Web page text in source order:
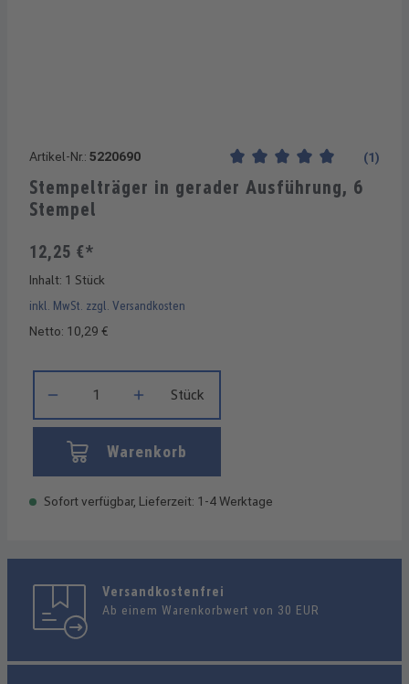
Artikel-Nr.: 5220690
Durchschnittliche
(1)
Stempelträger in gerader Ausführung, 6
Stempel
12,25 €*
Inhalt: 1 Stück
inkl. MwSt. zzgl. Versandkosten
Netto: 10,29 €
Stück
Warenkorb
Sofort verfügbar, Lieferzeit: 1-4 Werktage
Versandkostenfrei
Ab einem Warenkorbwert von 30 EUR